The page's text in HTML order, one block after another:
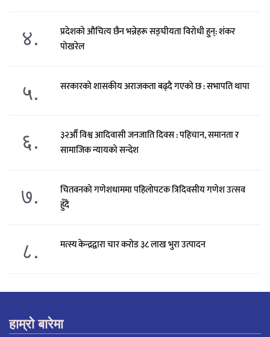
४.
प्रदेशको औचित्य छैन भन्नेहरू सङ्घीयता विरोधी हुन्: शंकर
पोखरेल
५. सरकारको शासकीय अराजकता बढ्दै गएको छ : सभापति थापा
६.
३२औँ विश्व आदिवासी जनजाति दिवस : पहिचान, समानता र
सामाजिक न्यायको सन्देश
७.
चितवनको गणेशधाममा पहिलोपटक त्रिदिवसीय गणेश उत्सव
हुँदै
८. मत्स्य केन्द्रद्वारा चार करोड ३८ लाख भुरा उत्पादन
हाम्रो बारेमा